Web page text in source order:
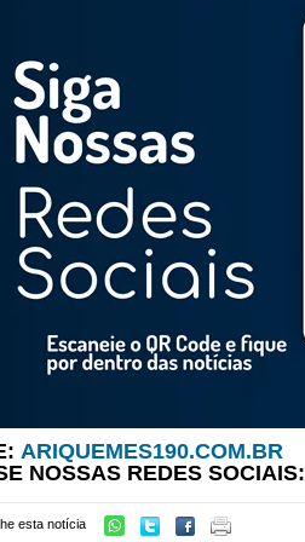
ARIQUEMES190.COM.BR
NOSSAS REDES SOCIAIS:
esta notícia